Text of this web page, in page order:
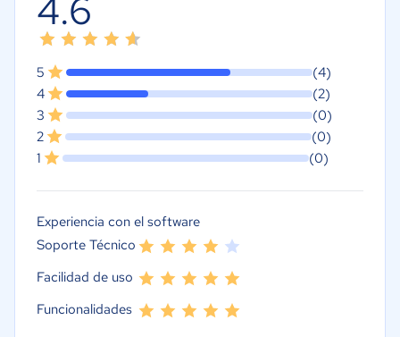
4.6
5
(4)
4
(2)
3
(0)
2
(0)
1
(0)
Experiencia con el software
Soporte Técnico
Facilidad de uso
Funcionalidades